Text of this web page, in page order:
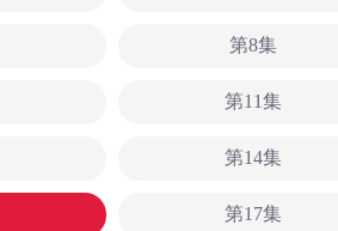
第8集
第11集
第14集
第17集